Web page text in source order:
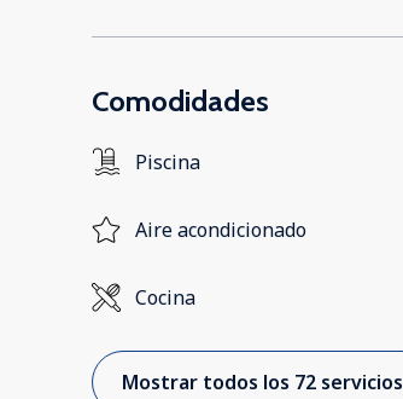
Comodidades
Piscina
Aire acondicionado
Cocina
Mostrar todos los 72 servicios